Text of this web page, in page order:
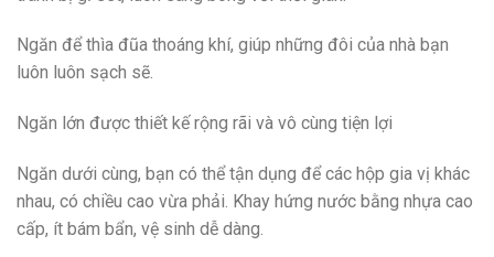
Ngăn để thìa đũa thoáng khí, giúp những đôi của nhà bạn
luôn luôn sạch sẽ.
Ngăn lớn được thiết kế rộng rãi và vô cùng tiện lợi
Ngăn dưới cùng, bạn có thể tận dụng để các hộp gia vị khác
nhau, có chiều cao vừa phải. Khay hứng nước bằng nhựa cao
cấp, ít bám bẩn, vệ sinh dễ dàng.